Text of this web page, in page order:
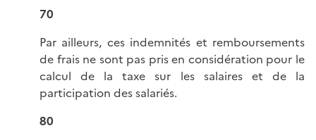
70
Par ailleurs, ces indemnités et remboursements
de frais ne sont pas pris en considération pour le
calcul de la taxe sur les salaires et de la
participation des salariés.
80